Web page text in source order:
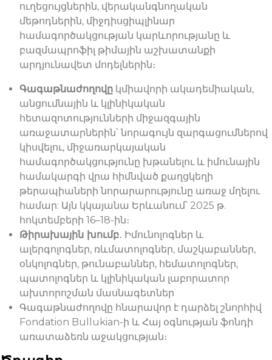
ուղեցույցներին, վերականգնողական
մեթոդներին, միջդիսցիպլինար
համագործակցության կարևորությանը և
բազմապրոֆիլ թիմային աշխատանքի
արդյունավետ մոդելներին։
Գագաթնաժողովը կմիավորի ակադեմիական,
անցումնային և կլինիկական
հետազոտությունների միջազգային
առաջատարներին՝ նորագույն զարգացումներով
կիսվելու, միջառարկայական
համագործակցությունը խթանելու և իմունային
համակարգի վրա հիմնված քաղցկեղի
թերապիաների նորարարությունը առաջ մղելու
համար: Այն կկայանա Երևանում՝ 2025 թ.
հոկտեմբերի 16–18-ին։
Թիրախային խումբ․ Իմունոլոգներ և
ալերգոլոգներ, ռևմատոլոգներ, մաշկաբաններ,
օնկոլոգներ, թունաբաններ, հեմատոլոգներ,
պատոլոգներ և կլինիկական լաբորատոր
ախտորոշման մասնագետներ
Գագաթնաժողովը հնարավոր է դարձել շնորհիվ
Fondation Bullukian-ի և Հայ օգնության ֆոնդի
առատաձեռն աջակցության։